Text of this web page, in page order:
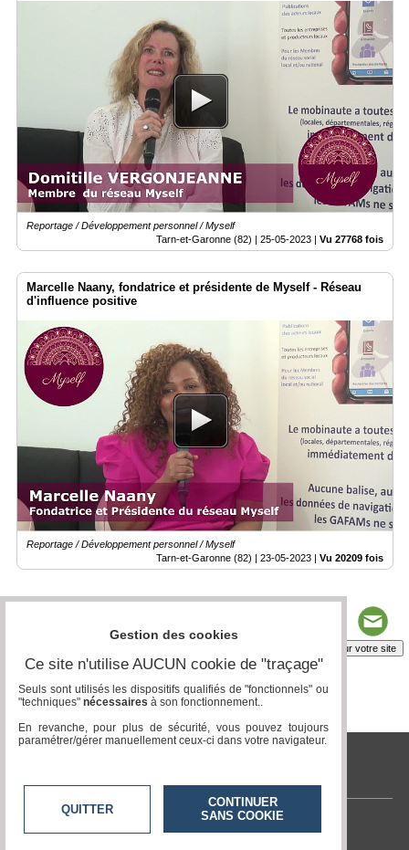
Reportage / Développement personnel / Myself
Tarn-et-Garonne (82) | 25-05-2023 | Vu 27768 fois
Marcelle Naany, fondatrice et présidente de Myself - Réseau
d'influence positive
Reportage / Développement personnel / Myself
Tarn-et-Garonne (82) | 23-05-2023 | Vu 20209 fois
Insérez sur votre site
tvlocale.fr
Contactez-nous
Gestion des cookies
Ce site n'utilise AUCUN cookie de "traçage"
Seuls sont utilisés les dispositifs qualifiés de "fonctionnels" ou
"techniques" nécessaires à son fonctionnement..
En revanche, pour plus de sécurité, vous pouvez toujours
paramétrer/gérer manuellement ceux-ci dans votre navigateur.
QUITTER
CONTINUER
SANS COOKIE